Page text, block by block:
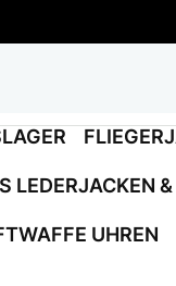
LEDERJACKEN
UHREN